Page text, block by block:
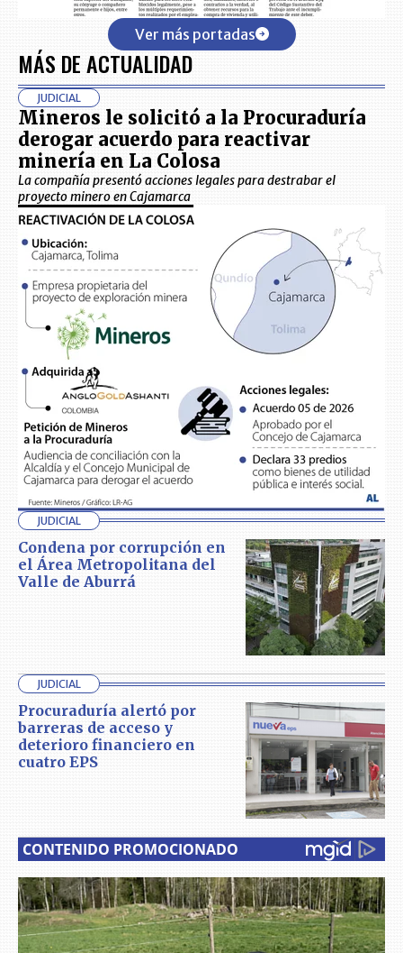
Ver más portadas
MÁS DE ACTUALIDAD
JUDICIAL
Mineros le solicitó a la Procuraduría
derogar acuerdo para reactivar
minería en La Colosa
La compañía presentó acciones legales para destrabar el
proyecto minero en Cajamarca
JUDICIAL
Condena por corrupción en
el Área Metropolitana del
Valle de Aburrá
JUDICIAL
Procuraduría alertó por
barreras de acceso y
deterioro financiero en
cuatro EPS